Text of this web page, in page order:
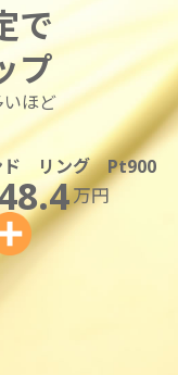
で
プ
ほど
ド リング Pt900
万円